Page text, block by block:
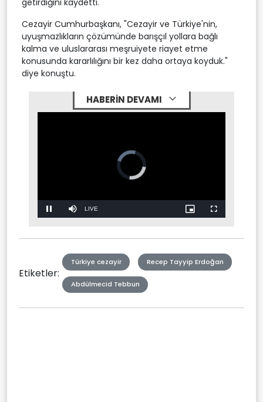
Cezayir Cumhurbaşkanı, "Cezayir ve Türkiye'nin,
uyuşmazlıkların çözümünde barışçıl yollara bağlı
kalma ve uluslararası meşruiyete riayet etme
konusunda kararlılığını bir kez daha ortaya koyduk."
diye konuştu.
HABERİN DEVAMI
Video
Player
is
loading.
Pause Mute Stream
LIVE
Picture-
in-
Fullscreen
Etiketler:
Türkiye cezayir Recep Tayyip Erdoğan
Abdülmecid Tebbun